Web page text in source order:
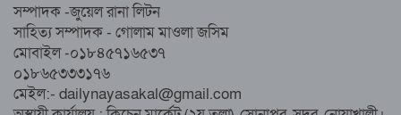
নোয়াখালীতে ইসলামী মহাসমাবেশের প্রস্তুতি
সম্পন্ন, অংশ নেবেন লক্ষাধিক মানুষ
নোয়াখালীতে ইসলামী ছাত্রশিবিরের ‘অদম্য
সম্পাদক -জুয়েল রানা লিটন
সাহিত্য সম্পাদক - গোলাম মাওলা জসিম
মোবাইল -০১৮৪৫৭১৬৫৩৭
০১৮৬৫৩৩৩১৭৬
মেইল:- dailynayasakal@gmail.com